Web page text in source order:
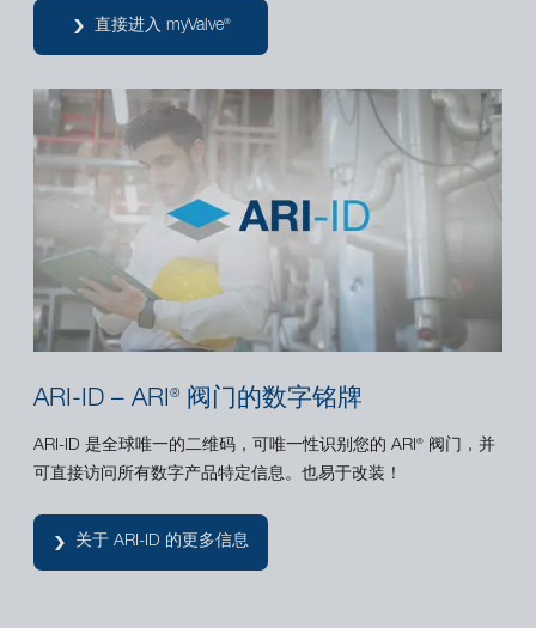
直接进入 myValve®
ARI-ID – ARI ® 阀门的数字铭牌
ARI-ID 是全球唯一的二维码，可唯一性识别您的 ARI®
阀门，并
可直接访问所有数字产品特定信息。也易于改装！
关于 ARI-ID 的更多信息